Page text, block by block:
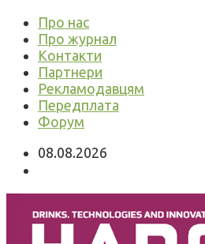
Про нас
Про журнал
Контакти
Партнери
Рекламодавцям
Передплата
Форум
08.08.2026